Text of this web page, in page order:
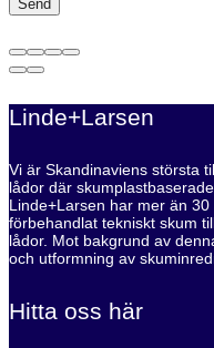
Linde+Larsen
Vi är Skandinaviens största
lådor där
Linde+Larsen har mer än
förbehandlat tekniskt skum
lådor. Mot bakgrund av
och utformning av
Hitta oss här